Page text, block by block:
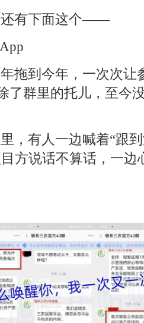
还有下面这个——
拖到今年，一次次让
了群里的托儿，至今
，有人一边喊着“跟
方说话不算话，一边